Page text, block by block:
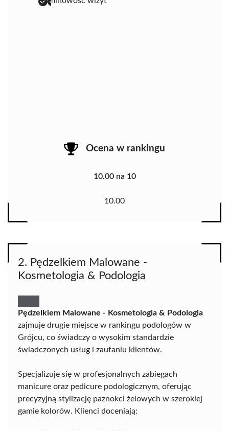
Ocena w rankingu
10.00 na 10
10.00
2. Pędzelkiem Malowane -
Kosmetologia & Podologia
Pędzelkiem Malowane - Kosmetologia & Podologia
zajmuje drugie miejsce w rankingu podologów w
Grójcu, co świadczy o wysokim standardzie
świadczonych usług i zaufaniu klientów.
Specjalizuje się w profesjonalnych zabiegach
manicure oraz pedicure podologicznym, oferując
precyzyjną stylizację paznokci żelowych w szerokiej
gamie kolorów. Klienci doceniają: